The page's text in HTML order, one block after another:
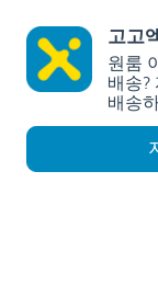
고고
원룸
배송?
배송